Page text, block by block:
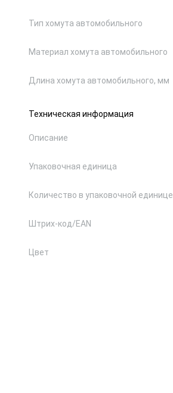
Тип хомута автомобильного
Материал хомута автомобильного
Длина хомута автомобильного, мм
Техническая информация
Описание
Упаковочная единица
Количество в упаковочной единице
Штрих-код/EAN
Цвет